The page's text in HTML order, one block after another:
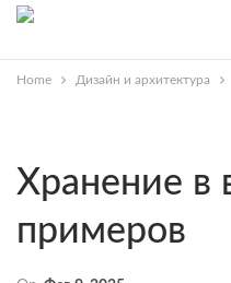
Home Дизайн и архитектура
Хранение в
примеров